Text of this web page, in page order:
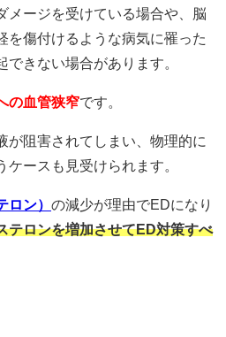
メージを受けている場合や、脳
を傷付けるような病気に罹った
きない場合があります。
の血管狭窄です。
が阻害されてしまい、物理的に
ースも見受けられます。
ロン） の減少が理由でEDになり
テロンを増加させてED対策すべ